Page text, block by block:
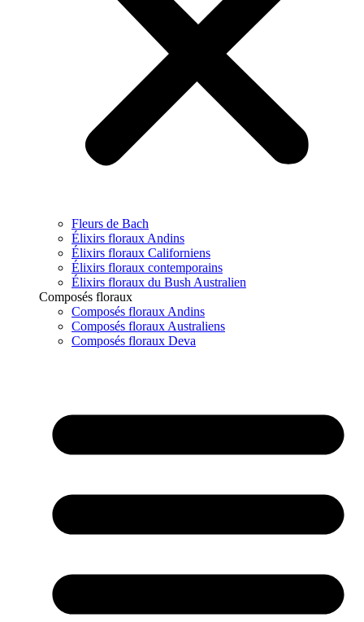
Fleurs de Bach
Élixirs floraux Andins
Élixirs floraux Californiens
Élixirs floraux contemporains
Élixirs floraux du Bush Australien
Composés floraux
Composés floraux Andins
Composés floraux Australiens
Composés floraux Deva